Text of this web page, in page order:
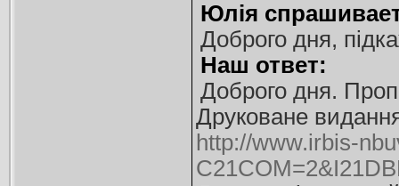
Юлія
Доброго дня,
Наш ответ:
Доброго дня.
Друковане
http://www.irbis-